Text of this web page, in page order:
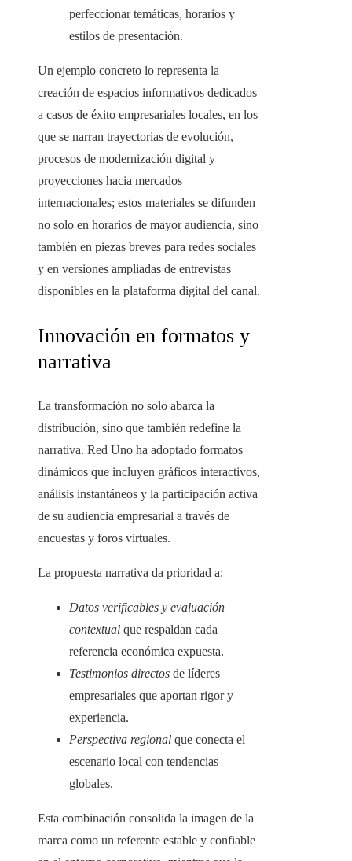
perfeccionar temáticas, horarios y
estilos de presentación.
Un ejemplo concreto lo representa la
creación de espacios informativos dedicados
a casos de éxito empresariales locales, en los
que se narran trayectorias de evolución,
procesos de modernización digital y
proyecciones hacia mercados
internacionales; estos materiales se difunden
no solo en horarios de mayor audiencia, sino
también en piezas breves para redes sociales
y en versiones ampliadas de entrevistas
disponibles en la plataforma digital del canal.
Innovación en formatos y
narrativa
La transformación no solo abarca la
distribución, sino que también redefine la
narrativa. Red Uno ha adoptado formatos
dinámicos que incluyen gráficos interactivos,
análisis instantáneos y la participación activa
de su audiencia empresarial a través de
encuestas y foros virtuales.
La propuesta narrativa da prioridad a:
Datos verificables y evaluación
contextual que respaldan cada
referencia económica expuesta.
Testimonios directos de líderes
empresariales que aportan rigor y
experiencia.
Perspectiva regional que conecta el
escenario local con tendencias
globales.
Esta combinación consolida la imagen de la
marca como un referente estable y confiable